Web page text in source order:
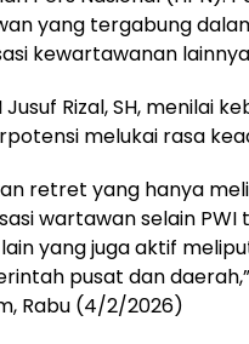
yang tergabung
kewartawanan
Jusuf Rizal, SH, menilai
melukai rasa
retret yang hanya
wartawan selain PWI
yang juga aktif
pusat dan
Rabu (4/2/2026)